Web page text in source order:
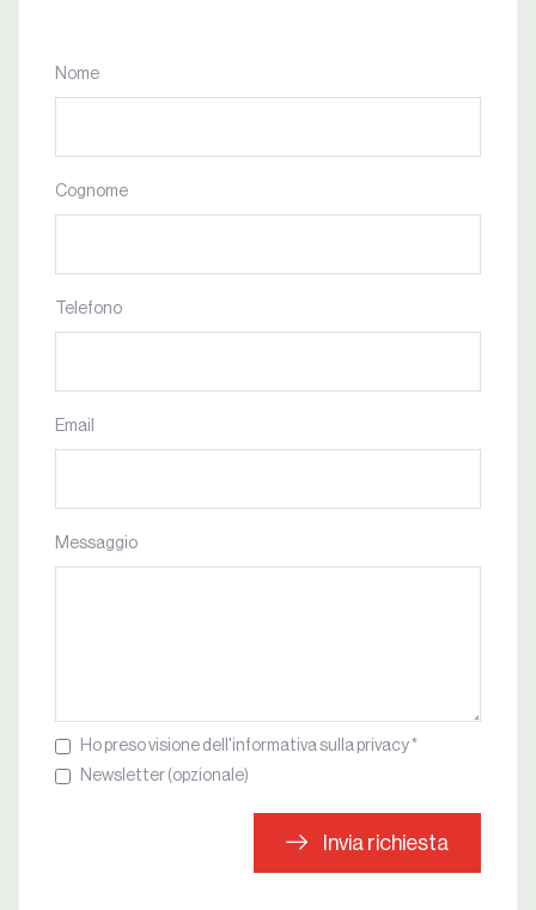
Nome
Cognome
Telefono
Email
Messaggio
Ho preso visione dell'informativa sulla privacy *
Newsletter (opzionale)
Invia richiesta